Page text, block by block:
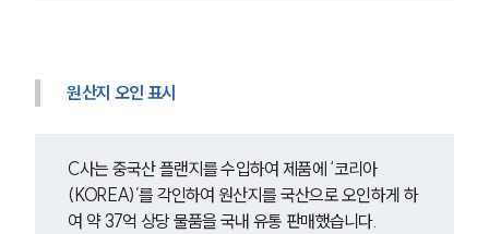
뉴스레터/브로슈어
세미나
원산지 오인 표시
C사는 중국산 플랜지를 수입하여 제품에 ‘코리아
(KOREA)’를 각인하여 원산지를 국산으로 오인하게 하
여 약 37억 상당 물품을 국내 유통 판매했습니다.